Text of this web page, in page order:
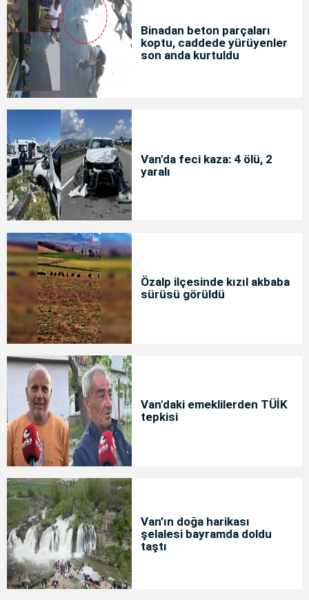
Binadan beton parçaları
koptu, caddede yürüyenler
son anda kurtuldu
Van'da feci kaza: 4 ölü, 2
yaralı
Özalp ilçesinde kızıl akbaba
sürüsü görüldü
Van'daki emeklilerden TÜİK
tepkisi
Van’ın doğa harikası
şelalesi bayramda doldu
taştı